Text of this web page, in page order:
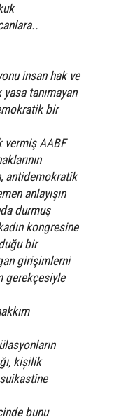
insan hak ve
tanımayan
bir
vermiş AABF
antidemokratik
anlayışın
durmuş
kongresine
bir
girişimlerni
gerekçesiyle
kișilik
bunu